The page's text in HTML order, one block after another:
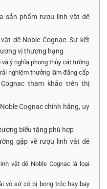
sản phẩm rượu linh vật dê
dê Noble Cognac: Sự kết
vị thượng hạng
ý nghĩa phong thủy cát tường
nghiệm thưởng lãm đẳng cấp
tham khảo trên thị
Cognac chính hãng, uy
biếu tặng phù hợp
gặp về rượu linh vật dê
vật dê Noble Cognac là loại
vỏ sứ có bị bong tróc hay bay